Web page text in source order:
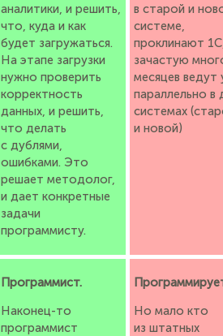
аналитики, и решить,
что, куда и как
будет загружаться.
На этапе загрузки
нужно проверить
корректность
данных, и решить,
что делать
с дублями,
ошибками. Это
решает методолог,
и дает конкретные
задачи
программисту.
в старой и
системе,
проклинают
зачастую
месяцев ведут
параллельно в
системах
и новой)
Программист.
Наконец-то
программист
Но мало кто
из штатных